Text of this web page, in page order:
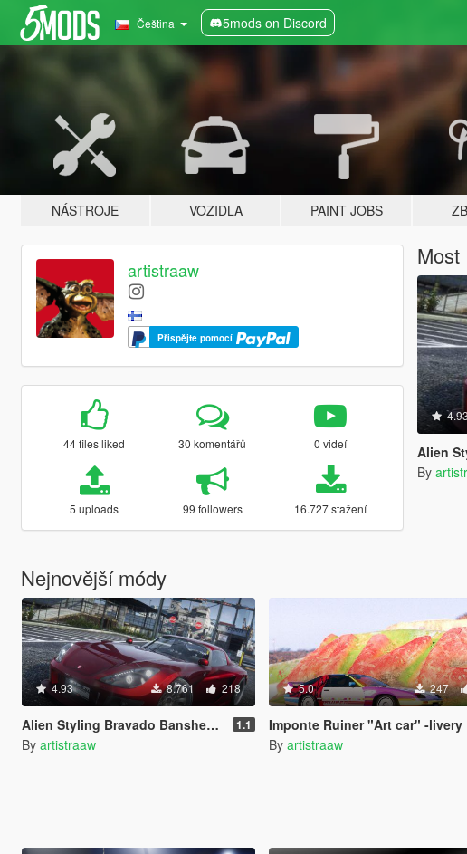
Čeština 5mods on Discord
NÁSTROJE VOZIDLA PAINT JOBS
artistraaw
Přispějte pomocí
44 files liked 30 komentářů 0 videí
5 uploads 99 followers 16.727 stažení
Most
Alien
By
Nejnovější módy
4.93 8.761 218
Alien Styling Bravado Banshee [Add-On | Tuning | Liveries | Sounds] 1.1
By artistraaw
5.0 247
Imponte Ruiner "Art car" -livery
By artistraaw